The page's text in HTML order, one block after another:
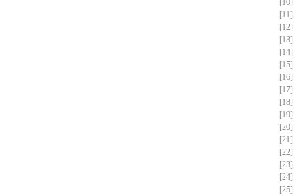
[10]
[11]
[12]
[13]
[14]
[15]
[16]
[17]
[18]
[19]
[20]
[21]
[22]
[23]
[24]
[25]